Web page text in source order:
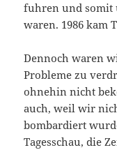
fuhren und somit
waren. 1986 kam
Dennoch waren
Probleme zu
ohnehin nicht
auch, weil wir
bombardiert
Tagesschau, die